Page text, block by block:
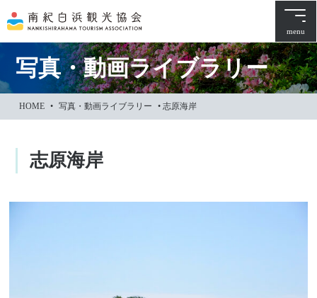
文
に
ッ
menu
写真・動画ライブラリー
HOME • 写真・動画ライブラリー •志原海岸
志原海岸